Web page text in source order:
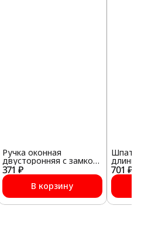
371 ₽
Ручка оконная
двусторонняя с замком
и барашком
В корзину
701 ₽